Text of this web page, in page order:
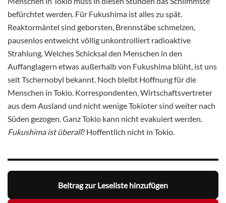
befürchtet werden. Für Fukushima ist alles zu spät.
Reaktormäntel sind geborsten, Brennstäbe schmelzen,
pausenlos entweicht völlig unkontrolliert radioaktive
Strahlung. Welches Schicksal den Menschen in den
Auffanglagern etwas außerhalb von Fukushima blüht, ist uns
seit Tschernobyl bekannt. Noch bleibt Hoffnung für die
Menschen in Tokio. Korrespondenten, Wirtschaftsvertreter
aus dem Ausland und nicht wenige Tokioter sind weiter nach
Süden gezogen. Ganz Tokio kann nicht evakuiert werden.
Fukushima ist überall? Hoffentlich nicht in Tokio.
Beitrag zur Leseliste hinzufügen